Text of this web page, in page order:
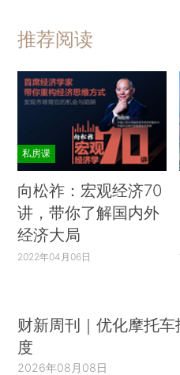
推荐阅读
私房课
向松祚：宏观经济70
讲，带你了解国内外
经济大局
2022年04月06日
财新周刊｜优化摩托车
度
2026年08月08日